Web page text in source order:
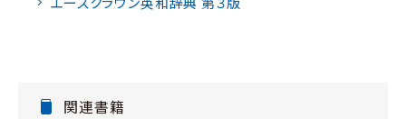
関連書籍